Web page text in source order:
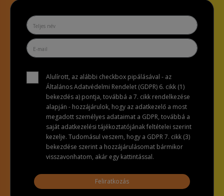
Alulírott, az alábbi checkbox pipálásával - az
Általános Adatvédelmi Rendelet (GDPR) 6. cikk (1)
bekezdés a) pontja, továbbá a 7. cikk rendelkezése
alapján - hozzájárulok, hogy az adatkezelő a most
megadott személyes adataimat a GDPR, továbbá a
saját adatkezelési tájékoztatójának feltételei szerint
kezelje. Tudomásul veszem, hogy a GDPR 7. cikk (3)
bekezdése szerint a hozzájárulásomat bármikor
visszavonhatom, akár egy kattintással.
Feliratkozás